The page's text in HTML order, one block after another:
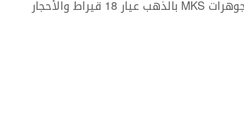
على تصميم كل قطعة من الألف إلى الياء. كما تستعين مجوهرات MKS بالذهب عيار 18 قيراط والأحجار